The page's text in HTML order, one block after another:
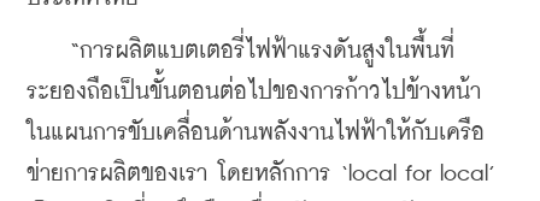
“การผลิตแบตเตอรี่ไฟฟ้าแรงดันสูงในพื้นที่
ระยองถือเป็นขั้นตอนต่อไปของการก้าวไปข้างหน้า
ในแผนการขับเคลื่อนด้านพลังงานไฟฟ้าให้กับเครือ
ข่ายการผลิตของเรา โดยหลักการ ‘local for local’